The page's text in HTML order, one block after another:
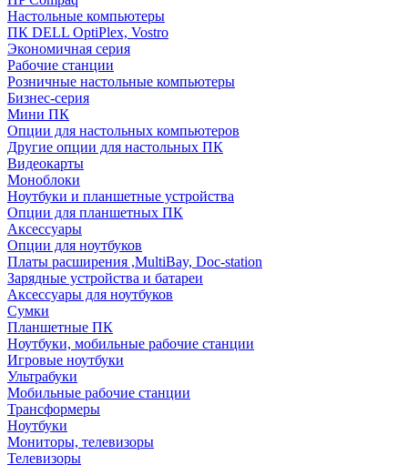
Настольные компьютеры
ПК DELL OptiPlex, Vostro
Экономичная серия
Рабочие станции
Розничные настольные компьютеры
Бизнес-серия
Мини ПК
Опции для настольных компьютеров
Другие опции для настольных ПК
Видеокарты
Моноблоки
Ноутбуки и планшетные устройства
Опции для планшетных ПК
Аксессуары
Опции для ноутбуков
Платы расширения ,MultiBay, Doc-station
Зарядные устройства и батареи
Аксессуары для ноутбуков
Сумки
Планшетные ПК
Ноутбуки, мобильные рабочие станции
Игровые ноутбуки
Ультрабуки
Мобильные рабочие станции
Трансформеры
Ноутбуки
Мониторы, телевизоры
Телевизоры